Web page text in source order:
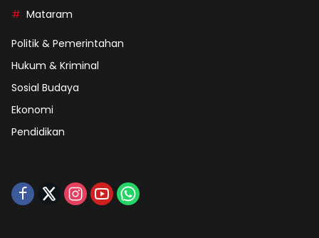
Mataram
Politik & Pemerintahan
Hukum & Kriminal
Sosial Budaya
Ekonomi
Pendidikan